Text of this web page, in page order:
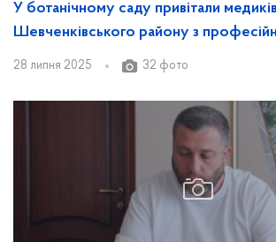
У ботанічному саду привітали медиків
Шевченківського району з
28 липня 2025 32 фото